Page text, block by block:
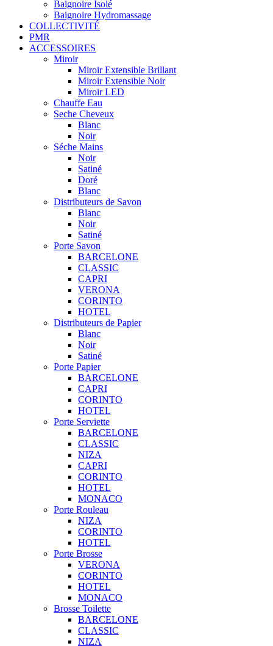
Baignoire Isolé
Baignoire Hydromassage
COLLECTIVITÉ
PMR
ACCESSOIRES
Miroir
Miroir Extensible Brillant
Miroir Extensible Noir
Miroir LED
Chauffe Eau
Seche Cheveux
Blanc
Noir
Séche Mains
Noir
Satiné
Doré
Blanc
Distributeurs de Savon
Blanc
Noir
Satiné
Porte Savon
BARCELONE
CLASSIC
CAPRI
VERONA
CORINTO
HOTEL
Distributeurs de Papier
Blanc
Noir
Satiné
Porte Papier
BARCELONE
CAPRI
CORINTO
HOTEL
Porte Serviette
BARCELONE
CLASSIC
NIZA
CAPRI
CORINTO
HOTEL
MONACO
Porte Rouleau
NIZA
CORINTO
HOTEL
Porte Brosse
VERONA
CORINTO
HOTEL
MONACO
Brosse Toilette
BARCELONE
CLASSIC
NIZA